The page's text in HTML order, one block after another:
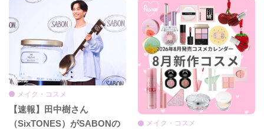
メイク・コスメ
【速報】田中樹さん
（SixTONES）がSABONの
メイク・コスメ